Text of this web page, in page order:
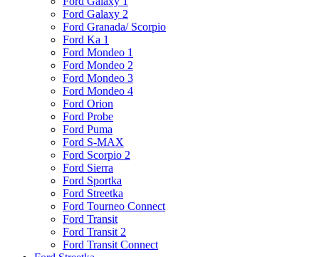
Ford Galaxy 2
Ford Granada/ Scorpio
Ford Ka 1
Ford Mondeo 1
Ford Mondeo 2
Ford Mondeo 3
Ford Mondeo 4
Ford Orion
Ford Probe
Ford Puma
Ford S-MAX
Ford Scorpio 2
Ford Sierra
Ford Sportka
Ford Streetka
Ford Tourneo Connect
Ford Transit
Ford Transit 2
Ford Transit Connect